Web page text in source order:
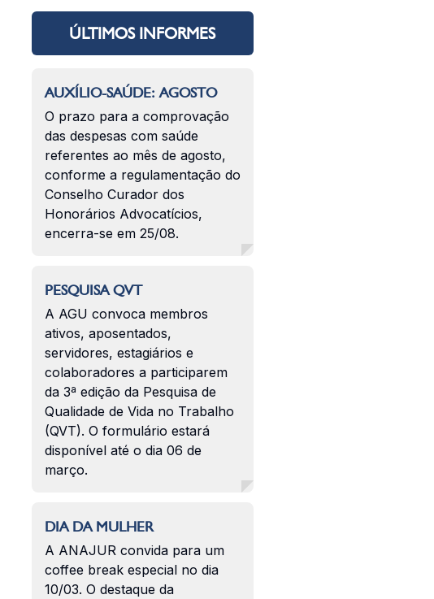
ÚLTIMOS INFORMES
AUXÍLIO-SAÚDE: AGOSTO
O prazo para a comprovação
das despesas com saúde
referentes ao mês de agosto,
conforme a regulamentação do
Conselho Curador dos
Honorários Advocatícios,
encerra-se em 25/08.
PESQUISA QVT
A AGU convoca membros
ativos, aposentados,
servidores, estagiários e
colaboradores a participarem
da 3ª edição da Pesquisa de
Qualidade de Vida no Trabalho
(QVT). O formulário estará
disponível até o dia 06 de
março.
DIA DA MULHER
A ANAJUR convida para um
coffee break especial no dia
10/03. O destaque da